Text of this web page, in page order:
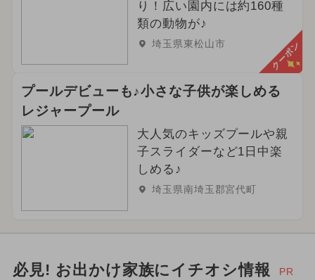
り！広い園内には約160種
類の動物が♪
埼玉県東松山市 クーポン
プールデビューも♪小さな子供が楽しめる
レジャープール
大人気のキッズプールや親
子スライダーなど1日中楽
しめる♪
埼玉県南埼玉郡宮代町
必見! お出かけ家族にイチオシ情報 PR